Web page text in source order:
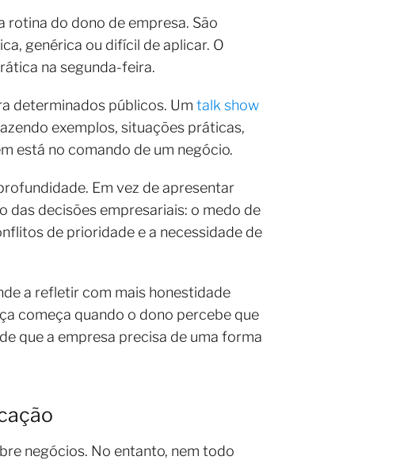
do dono de empresa. São
genérica ou difícil de aplicar. O
na segunda-feira.
determinados públicos. Um talk show
exemplos, situações práticas,
está no comando de um negócio.
Em vez de apresentar
decisões empresariais: o medo de
de prioridade e a necessidade de
a refletir com mais honestidade
começa quando o dono percebe que
que a empresa precisa de uma forma
negócios. No entanto, nem todo